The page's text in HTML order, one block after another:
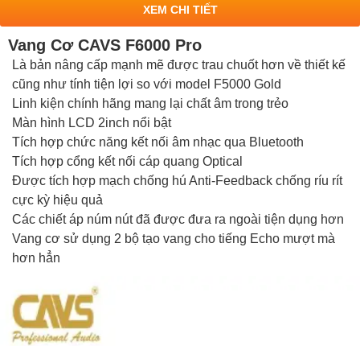
Tích hợp 2 bộ tạo hiệu ứng tiếng vang (Echo)cho chất âm dày
và sống động hơn
Kết nối Bluetooth, AV, Optical, USB
XEM CHI TIẾT
Vang Cơ CAVS F6000 Pro
Là bản nâng cấp mạnh mẽ được trau chuốt hơn về thiết kế
cũng như tính tiện lợi so với model F5000 Gold
Linh kiện chính hãng mang lại chất âm trong trẻo
Màn hình LCD 2inch nổi bật
Tích hợp chức năng kết nối âm nhạc qua Bluetooth
Tích hợp cổng kết nối cáp quang Optical
Được tích hợp mạch chống hú Anti-Feedback chống ríu rít
cực kỳ hiệu quả
Các chiết áp núm nút đã được đưa ra ngoài tiện dụng hơn
Vang cơ sử dụng 2 bộ tạo vang cho tiếng Echo mượt mà
hơn hẳn